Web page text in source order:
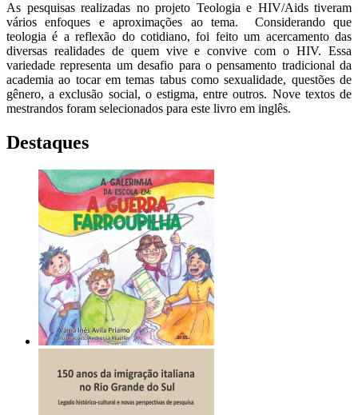
As pesquisas realizadas no projeto Teologia e HIV/Aids tiveram
vários enfoques e aproximações ao tema. Considerando que
teologia é a reflexão do cotidiano, foi feito um acercamento das
diversas realidades de quem vive e convive com o HIV. Essa
variedade representa um desafio para o pensamento tradicional da
academia ao tocar em temas tabus como sexualidade, questões de
gênero, a exclusão social, o estigma, entre outros. Nove textos de
mestrandos foram selecionados para este livro em inglês.
Destaques